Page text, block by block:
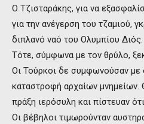
Ο Τζισταράκης, για να
για την ανέγερση του τζαμιού,
διπλανό ναό του Ολυμπίου Διός.
Τότε, σύμφωνα με τον θρύλο,
Οι Τούρκοι δε συμφωνούσαν με
καταστροφή αρχαίων μνημείων.
πράξη ιερόσυλη και πίστευαν
Οι βέβηλοι τιμωρούνταν